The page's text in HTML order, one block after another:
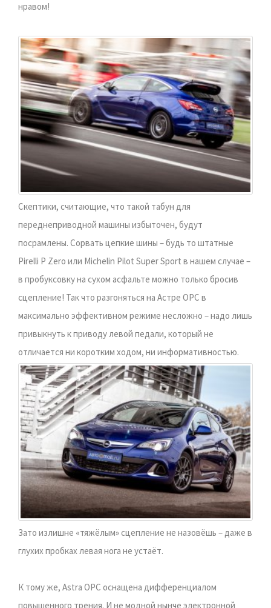
нравом!
Скептики, считающие, что такой табун для
переднеприводной машины избыточен, будут
посрамлены. Сорвать цепкие шины – будь то штатные
Pirelli P Zero или Michelin Pilot Super Sport в нашем случае –
в пробуксовку на сухом асфальте можно только бросив
сцепление! Так что разгоняться на Астре ОРС в
максимально эффективном режиме несложно – надо лишь
привыкнуть к приводу левой педали, который не
отличается ни коротким ходом, ни информативностью.
Зато излишне «тяжёлым» сцепление не назовёшь – даже в
глухих пробках левая нога не устаёт.
К тому же, Astra OPC оснащена дифференциалом
повышенного трения. И не модной нынче электронной